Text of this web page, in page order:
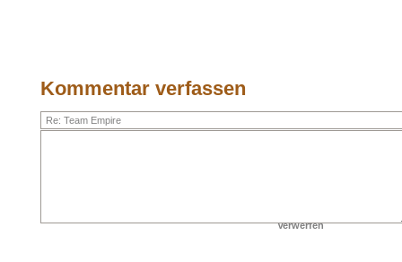
Kommentar verfassen